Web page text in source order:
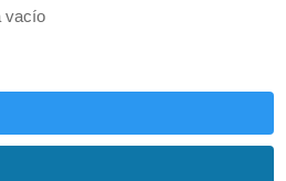
vacío